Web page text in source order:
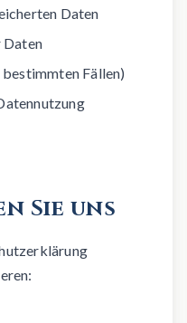
Daten
Daten
Fällen)
Sie uns